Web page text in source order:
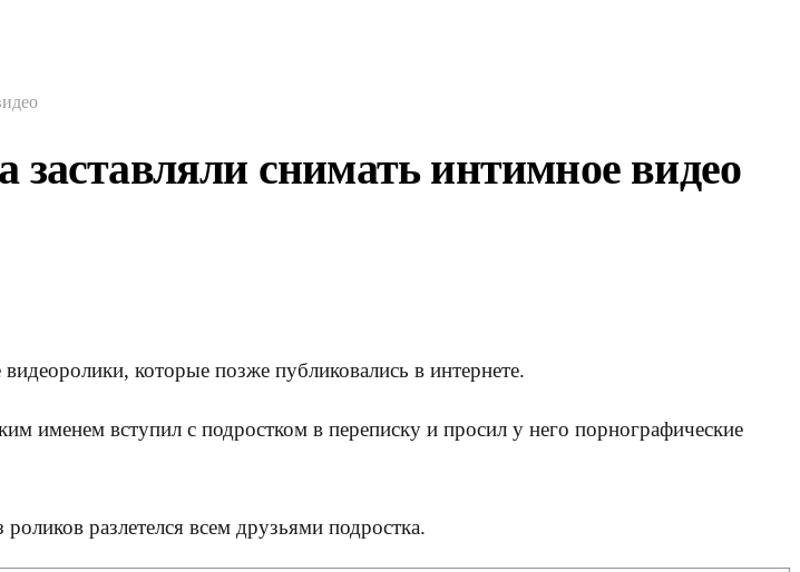
снимать интимное видео
которые позже публиковались в интернете.
именем вступил с подростком в переписку и просил у него порнографические
разлетелся всем друзьями подростка.